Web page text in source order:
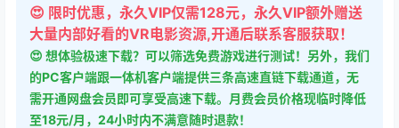
😍 限时优惠，永久VIP仅需128元，永久VIP额外赠送
大量内部好看的VR电影资源,开通后联系客服获取！
😍 想体验极速下载？可以筛选免费游戏进行测试！另外，我们
的PC客户端跟一体机客户端提供三条高速直链下载通道，无
需开通网盘会员即可享受高速下载。月费会员价格现临时降低
至18元/月，24小时内不满意随时退款！